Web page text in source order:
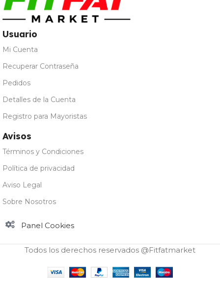
Usuario
Mi Cuenta
Recuperar Contraseña
Pedidos
Detalles de la Cuenta
Registro para Mayoristas
Avisos
Términos y Condiciones
Política de privacidad
Aviso Legal
Sobre Nosotros
Panel Cookies
Todos los derechos reservados @Fitfatmarket